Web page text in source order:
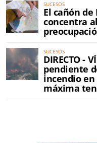
SUCESOS
El cañón
concentra
SUCESOS
DIRECTO -
pendiente
incendio en
máxima